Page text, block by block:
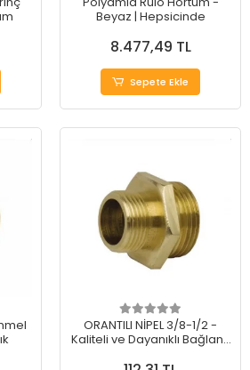
Beyaz | Hepsicinde
8.477,49 TL
Sepete Ekle
ORANTILI NİPEL 3/8-1/2 -
Kaliteli ve Dayanıklı Bağlantı